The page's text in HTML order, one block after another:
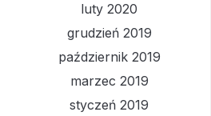
luty 2020
grudzień 2019
październik 2019
marzec 2019
styczeń 2019